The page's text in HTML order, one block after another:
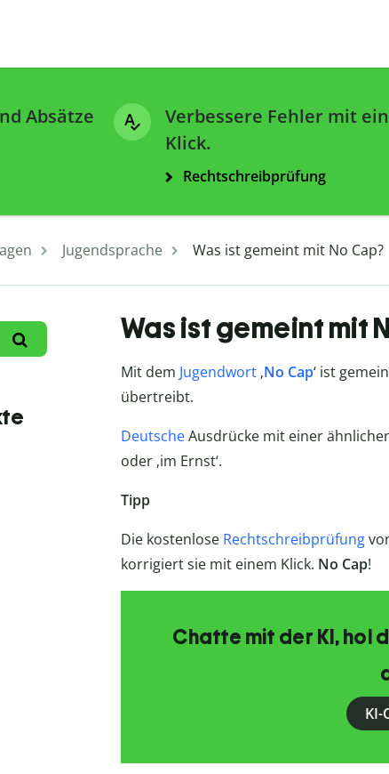
Absätze
Verbessere Fehler mit
Klick.
Rechtschreibprüfung
Jugendsprache Was ist gemeint mit No Cap?
Was ist gemeint mit
Mit dem Jugendwort‚No Cap‘ ist
übertreibt.
DeutscheAusdrücke mit einer ähnlichen
oder ‚im Ernst‘.
Tipp
Die kostenlose Rechtschreibprüfung
korrigiert sie mit einem Klick. No Cap!
Chatte mit der KI, hol
KI-